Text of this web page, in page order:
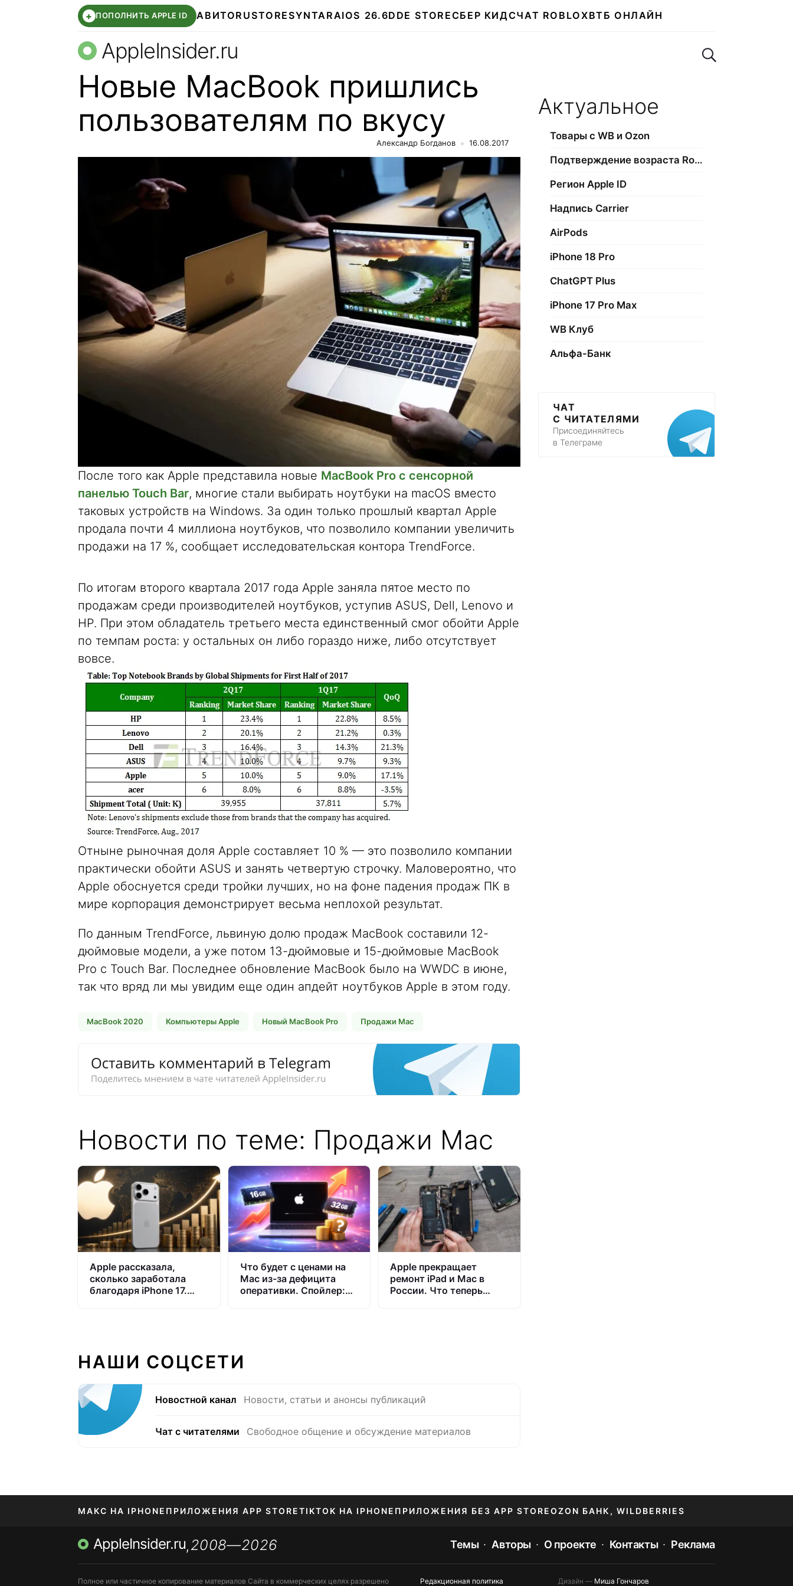
+ ПОПОЛНИТЬ APPLE ID АВИТОRUSTORESYNTARAIOS 26.6DDE STORE СБЕР КИДСЧАТ ROBLOXВТБ ОНЛАЙН
AppleInsider.ru Поиск по сайту
Новые MacBook пришлись
пользователям по вкусу
Александр Богданов 16.08.2017
После того как Apple представила новые MacBook Pro с сенсорной
панелью Touch Bar, многие стали выбирать ноутбуки на macOS вместо
таковых устройств на Windows. За один только прошлый квартал Apple
продала почти 4 миллиона ноутбуков, что позволило компании увеличить
продажи на 17 %, сообщает исследовательская контора TrendForce.
По итогам второго квартала 2017 года Apple заняла пятое место по
продажам среди производителей ноутбуков, уступив ASUS, Dell, Lenovo и
HP. При этом обладатель третьего места единственный смог обойти Apple
по темпам роста: у остальных он либо гораздо ниже, либо отсутствует
вовсе.
Отныне рыночная доля Apple составляет 10 % — это позволило компании
практически обойти ASUS и занять четвертую строчку. Маловероятно, что
Apple обоснуется среди тройки лучших, но на фоне падения продаж ПК в
мире корпорация демонстрирует весьма неплохой результат.
По данным TrendForce, львиную долю продаж MacBook составили 12-
дюймовые модели, а уже потом 13-дюймовые и 15-дюймовые MacBook
Pro с Touch Bar. Последнее обновление MacBook было на WWDC в июне,
так что вряд ли мы увидим еще один апдейт ноутбуков Apple в этом году.
MacBook 2020 Компьютеры Apple Новый MacBook Pro Продажи Mac
Новости по теме: Продажи Mac
Apple рассказала,
сколько заработала
благодаря iPhone 17.
Что будет с ценами на
Mac из-за дефицита
оперативки. Спойлер:
Apple прекращает
ремонт iPad и Mac в
России. Что теперь
НАШИ СОЦСЕТИ
Новостной канал Новости, статьи и анонсы публикаций
Чат с читателями Свободное общение и обсуждение материалов
Актуальное
Товары с WB и Ozon
Подтверждение возраста Roblox
Регион Apple ID
Надпись Carrier
AirPods
iPhone 18 Pro
ChatGPT Plus
iPhone 17 Pro Max
WB Клуб
Альфа-Банк
ЧАТ
С ЧИТАТЕЛЯМИ
Присоединяйтесь
в Телеграме
МАКС НА IPHONE ПРИЛОЖЕНИЯ APP STORETIKTOK НА IPHONE ПРИЛОЖЕНИЯ БЕЗ APP STOREOZON БАНК, WILDBERRIES
МЕССЕНДЖЕРЫ KAKAOTALK, B…
AppleInsider.ru, 2008—2026 Темы Авторы О проекте Контакты Реклама
Полное или частичное копирование материалов Сайта в коммерческих целях разрешено Редакционная политика Дизайн — Миша Гончаров